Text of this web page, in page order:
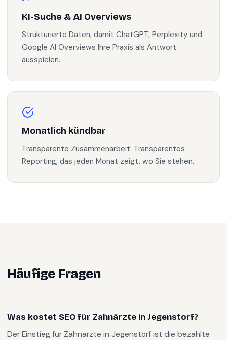
KI-Suche & AI Overviews
Strukturierte Daten, damit ChatGPT, Perplexity und
Google AI Overviews Ihre Praxis als Antwort
ausspielen.
Monatlich kündbar
Transparente Zusammenarbeit. Transparentes
Reporting, das jeden Monat zeigt, wo Sie stehen.
Häufige Fragen
Was kostet SEO für Zahnärzte in Jegenstorf?
Der Einstieg für Zahnärzte in Jegenstorf ist die bezahlte